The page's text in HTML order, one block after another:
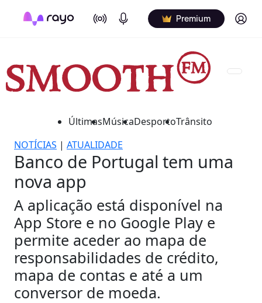
On Air Podcasts Premium Log in
ÚltimasMúsicaDesportoTrânsito
NOTÍCIAS | ATUALIDADE
Banco de Portugal tem uma
nova app
A aplicação está disponível na
App Store e no Google Play e
permite aceder ao mapa de
responsabilidades de crédito,
mapa de contas e até a um
conversor de moeda.